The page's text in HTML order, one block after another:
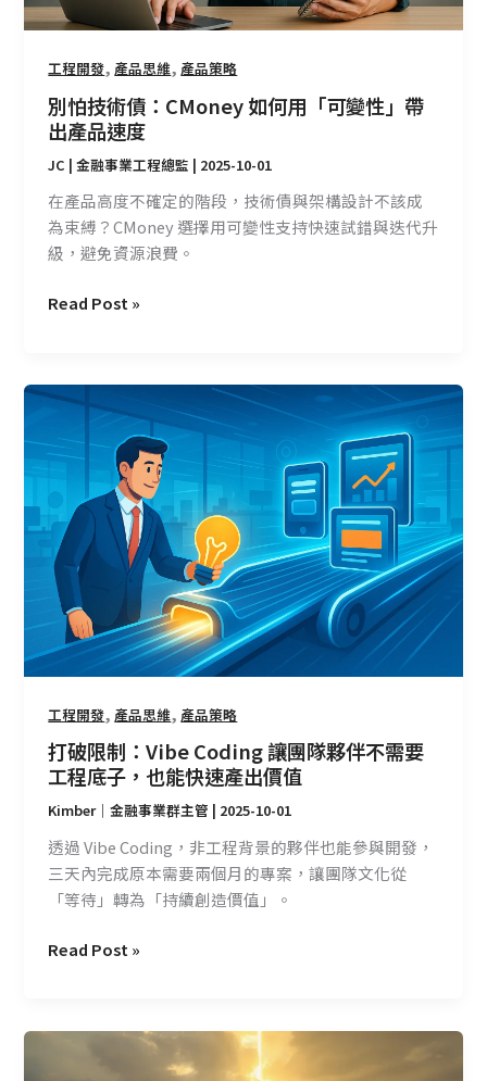
工程開發, 產品思維, 產品策略
別怕技術債：CMoney 如何用「可變性」帶
出產品速度
JC | 金融事業工程總監 | 2025-10-01
在產品高度不確定的階段，技術債與架構設計不該成
為束縛？CMoney 選擇用可變性支持快速試錯與迭代升
級，避免資源浪費。
變
帶
產
品
速
度
Read Post »
工程開發, 產品思維, 產品策略
打破限制：Vibe Coding 讓團隊夥伴不需要
工程底子，也能快速產出價值
Kimber｜金融事業群主管 | 2025-10-01
透過 Vibe Coding，非工程背景的夥伴也能參與開發，
三天內完成原本需要兩個月的專案，讓團隊文化從
「等待」轉為「持續創造價值」。
打
限
制：
Vibe
Coding
讓
團
隊
夥
伴
不
需
工
程
底
子，
也
能
速
Read Post »